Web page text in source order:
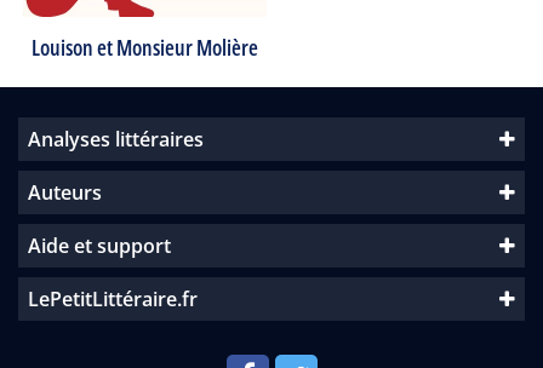
Louison et Monsieur Molière
Analyses littéraires
Auteurs
Aide et support
LePetitLittéraire.fr